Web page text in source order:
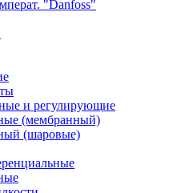
"Danfoss"
и регулирующие
(мембранный)
(шаровые)